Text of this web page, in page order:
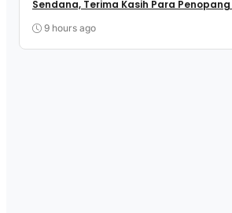
Sendana, Terima Kasih Para
9 hours ago